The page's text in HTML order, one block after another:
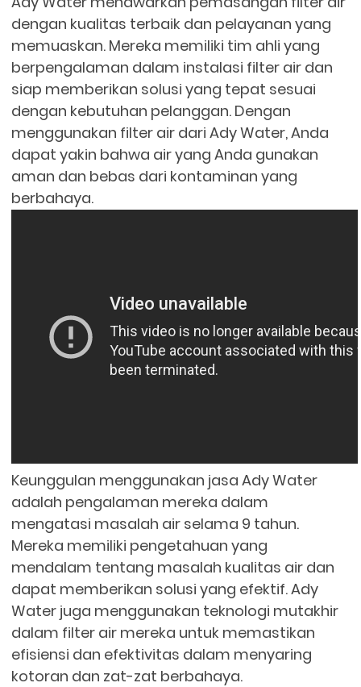
dengan kualitas terbaik dan pelayanan yang
memuaskan. Mereka memiliki tim ahli yang
berpengalaman dalam instalasi filter air dan
siap memberikan solusi yang tepat sesuai
dengan kebutuhan pelanggan. Dengan
menggunakan filter air dari Ady Water, Anda
dapat yakin bahwa air yang Anda gunakan
aman dan bebas dari kontaminan yang
berbahaya.
Keunggulan menggunakan jasa Ady Water
adalah pengalaman mereka dalam
mengatasi masalah air selama 9 tahun.
Mereka memiliki pengetahuan yang
mendalam tentang masalah kualitas air dan
dapat memberikan solusi yang efektif. Ady
Water juga menggunakan teknologi mutakhir
dalam filter air mereka untuk memastikan
efisiensi dan efektivitas dalam menyaring
kotoran dan zat-zat berbahaya.